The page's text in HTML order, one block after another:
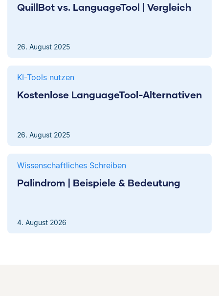
QuillBot vs. LanguageTool | Vergleich
26. August 2025
KI-Tools nutzen
Kostenlose LanguageTool-Alternativen
26. August 2025
Wissenschaftliches Schreiben
Palindrom | Beispiele & Bedeutung
4. August 2026